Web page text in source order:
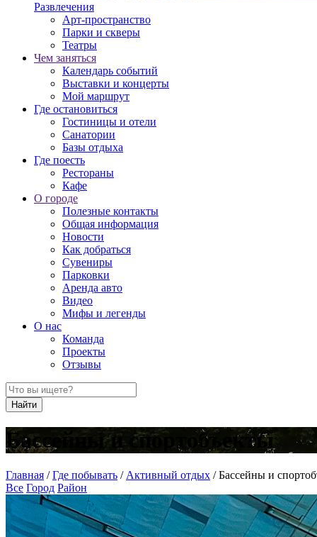
Развлечения
Арт-пространство
Парки и скверы
Театры
Чем заняться
Календарь событий
Выставки и концерты
Мой маршрут
Где остановиться
Гостиницы и отели
Санатории
Базы отдыха
Где поесть
Рестораны
Кафе
О городе
Полезные контакты
Общая информация
Новости
Как добраться
Сувениры
Парковки
Аренда авто
Видео
Мифы и легенды
О нас
Команда
Проекты
Отзывы
Найти
Бассейны и спортобъекты
Главная / Где побывать / Активный отдых /Бассейны и
Все Город Район